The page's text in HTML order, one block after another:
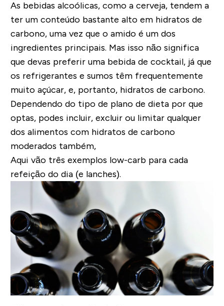
As bebidas alcoólicas, como a cerveja, tendem a
ter um conteúdo bastante alto em hidratos de
carbono, uma vez que o amido é um dos
ingredientes principais. Mas isso não significa
que devas preferir uma bebida de cocktail, já que
os refrigerantes e sumos têm frequentemente
muito açúcar, e, portanto, hidratos de carbono.
Dependendo do tipo de plano de dieta por que
optas, podes incluir, excluir ou limitar qualquer
dos alimentos com hidratos de carbono
moderados também,
Aqui vão três exemplos low-carb para cada
refeição do dia (e lanches).